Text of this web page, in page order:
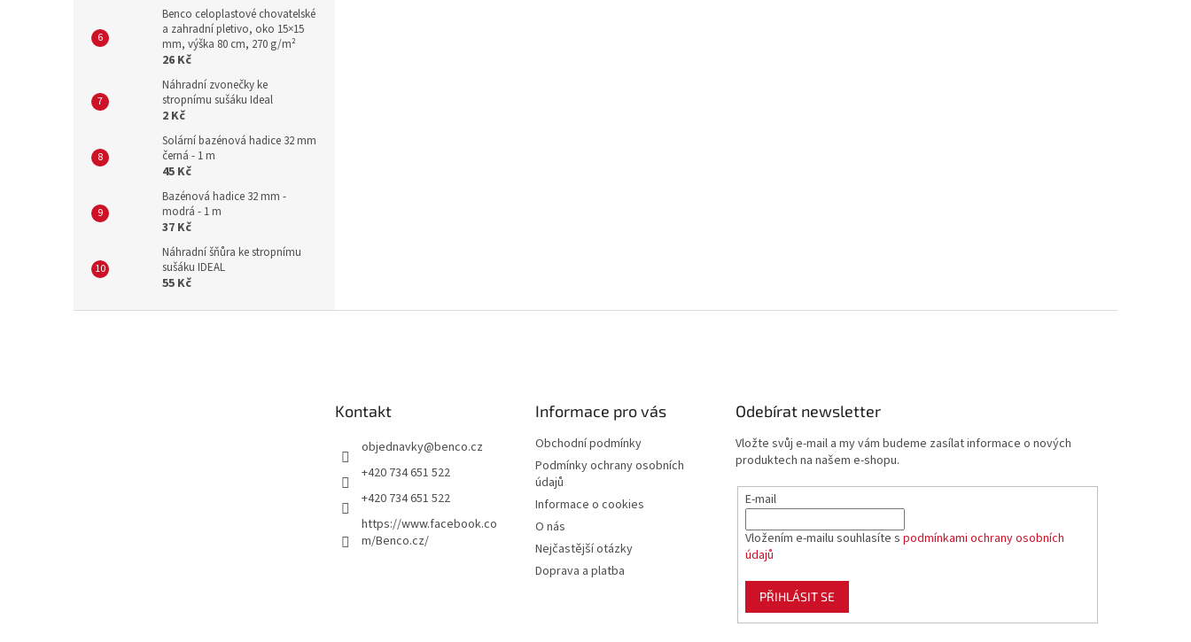
Benco celoplastové chovatelské
a zahradní pletivo, oko 15×15
mm, výška 80 cm, 270 g/m²
26 Kč
Náhradní zvonečky ke
stropnímu sušáku Ideal
2 Kč
Solární bazénová hadice 32 mm
černá - 1 m
45 Kč
Bazénová hadice 32 mm -
modrá - 1 m
37 Kč
Náhradní šňůra ke stropnímu
sušáku IDEAL
55 Kč
Kontakt
objednavky@benco.cz
+420 734 651 522
+420 734 651 522
https://www.facebook.co
m/Benco.cz/
Informace pro vás
Obchodní podmínky
Podmínky ochrany osobních
údajů
Informace o cookies
O nás
Nejčastější otázky
Doprava a platba
Odebírat newsletter
Vložte svůj e-mail a my vám budeme zasílat informace o nových
produktech na našem e-shopu.
E-mail
Vložením e-mailu souhlasíte spodmínkami ochrany osobních
údajů
PŘIHLÁSIT SE